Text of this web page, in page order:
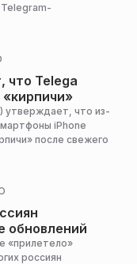
что Telega
утверждает, что из-
iPhone
после свежего
обновлений
«прилетело»
россиян